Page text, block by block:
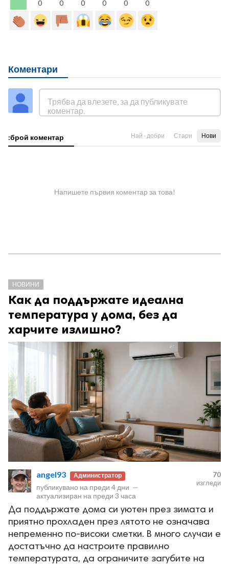
0 0 0 0 0 0
Коментари
:брой коментар Най - добри Стари Нови
Напишете първия коментар за това!
НОВИНИ
Как да поддържате идеална
температура у дома, без да
харчите излишно?
angel93 Администратор
публикувано на преди 4 дни —
актуализиран на преди 3 часа
70
изгледи
Да поддържате дома си уютен през зимата и
приятно прохладен през лятото не означава
непременно по-високи сметки. В много случаи е
достатъчно да настроите правилно
температурата, да ограничите загубите на